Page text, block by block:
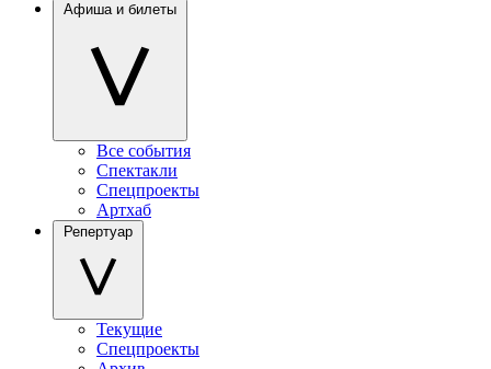
Афиша и билеты
Все события
Спектакли
Спецпроекты
Артхаб
Репертуар
Текущие
Спецпроекты